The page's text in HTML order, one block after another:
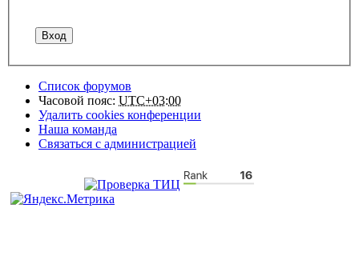
Список форумов
Часовой пояс: UTC+03:00
Удалить cookies конференции
Наша команда
Связаться с администрацией